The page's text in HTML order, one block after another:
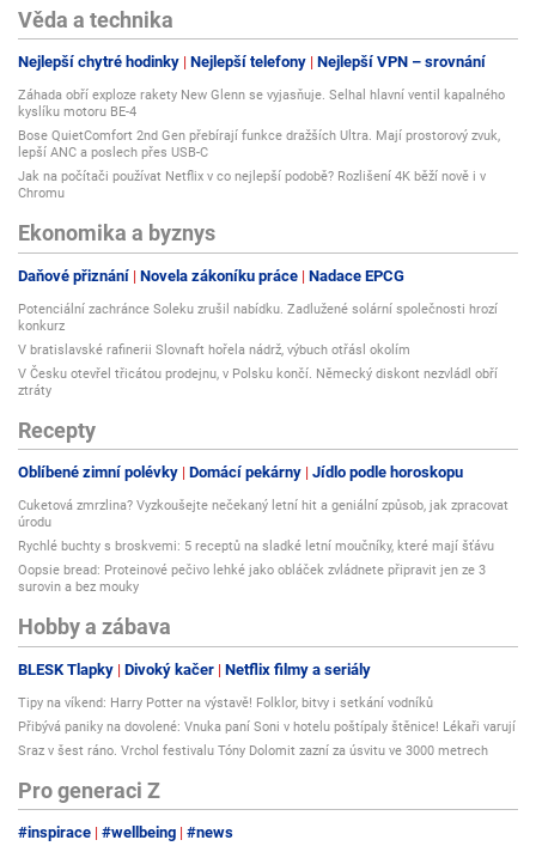
Věda a technika
Nejlepší chytré hodinky Nejlepší telefony Nejlepší VPN – srovnání
Záhada obří exploze rakety New Glenn se vyjasňuje. Selhal hlavní ventil kapalného
kyslíku motoru BE-4
Bose QuietComfort 2nd Gen přebírají funkce dražších Ultra. Mají prostorový zvuk,
lepší ANC a poslech přes USB-C
Jak na počítači používat Netflix v co nejlepší podobě? Rozlišení 4K běží nově i v
Chromu
Ekonomika a byznys
Daňové přiznání Novela zákoníku práce Nadace EPCG
Potenciální zachránce Soleku zrušil nabídku. Zadlužené solární společnosti hrozí
konkurz
V bratislavské rafinerii Slovnaft hořela nádrž, výbuch otřásl okolím
V Česku otevřel třicátou prodejnu, v Polsku končí. Německý diskont nezvládl obří
ztráty
Recepty
Oblíbené zimní polévky Domácí pekárny Jídlo podle horoskopu
Cuketová zmrzlina? Vyzkoušejte nečekaný letní hit a geniální způsob, jak zpracovat
úrodu
Rychlé buchty s broskvemi: 5 receptů na sladké letní moučníky, které mají šťávu
Oopsie bread: Proteinové pečivo lehké jako obláček zvládnete připravit jen ze 3
surovin a bez mouky
Hobby a zábava
BLESK Tlapky Divoký kačer Netflix filmy a seriály
Tipy na víkend: Harry Potter na výstavě! Folklor, bitvy i setkání vodníků
Přibývá paniky na dovolené: Vnuka paní Soni v hotelu poštípaly štěnice! Lékaři varují
Sraz v šest ráno. Vrchol festivalu Tóny Dolomit zazní za úsvitu ve 3000 metrech
Pro generaci Z
#inspirace #wellbeing #news